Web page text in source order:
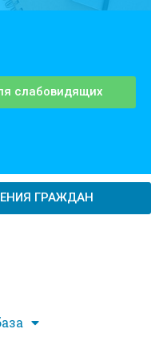
слабовидящих
ГРАЖДАН